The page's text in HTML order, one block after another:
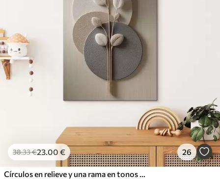
38.33€23.00 € 26
Círculos en relieve y una rama en tonos neutros cálidos